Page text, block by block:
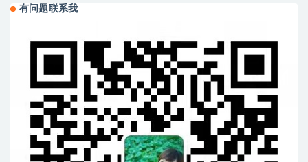
有问题联系我